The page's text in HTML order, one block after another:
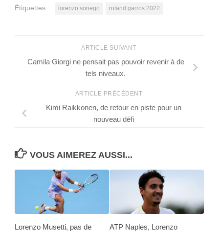
Étiquettes : lorenzo sonego roland garros 2022
ARTICLE SUIVANT
Camila Giorgi ne pensait pas pouvoir revenir à de
tels niveaux.
ARTICLE PRÉCÉDENT
Kimi Raikkonen, de retour en piste pour un
nouveau défi
VOUS AIMEREZ AUSSI...
Lorenzo Musetti, pas de
ATP Naples, Lorenzo